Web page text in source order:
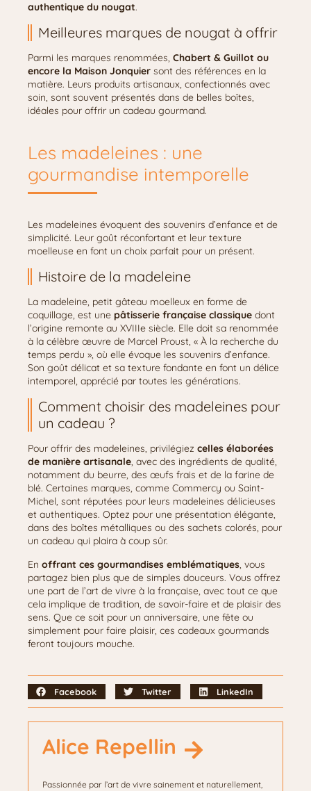
authentique du nougat.
Meilleures marques de nougat à offrir
Parmi les marques renommées, Chabert & Guillot ou
encore la Maison Jonquier sont des références en la
matière. Leurs produits artisanaux, confectionnés avec
soin, sont souvent présentés dans de belles boîtes,
idéales pour offrir un cadeau gourmand.
Les madeleines : une
gourmandise intemporelle
Les madeleines évoquent des souvenirs d’enfance et de
simplicité. Leur goût réconfortant et leur texture
moelleuse en font un choix parfait pour un présent.
Histoire de la madeleine
La madeleine, petit gâteau moelleux en forme de
coquillage, est une pâtisserie française classique dont
l’origine remonte au XVIIIe siècle. Elle doit sa renommée
à la célèbre œuvre de Marcel Proust, « À la recherche du
temps perdu », où elle évoque les souvenirs d’enfance.
Son goût délicat et sa texture fondante en font un délice
intemporel, apprécié par toutes les générations.
Comment choisir des madeleines pour
un cadeau ?
Pour offrir des madeleines, privilégiez celles élaborées
de manière artisanale, avec des ingrédients de qualité,
notamment du beurre, des œufs frais et de la farine de
blé. Certaines marques, comme Commercy ou Saint-
Michel, sont réputées pour leurs madeleines délicieuses
et authentiques. Optez pour une présentation élégante,
dans des boîtes métalliques ou des sachets colorés, pour
un cadeau qui plaira à coup sûr.
En offrant ces gourmandises emblématiques, vous
partagez bien plus que de simples douceurs. Vous offrez
une part de l’art de vivre à la française, avec tout ce que
cela implique de tradition, de savoir-faire et de plaisir des
sens. Que ce soit pour un anniversaire, une fête ou
simplement pour faire plaisir, ces cadeaux gourmands
feront toujours mouche.
Facebook Twitter LinkedIn
Alice Repellin
Passionnée par l’art de vivre sainement et naturellement,